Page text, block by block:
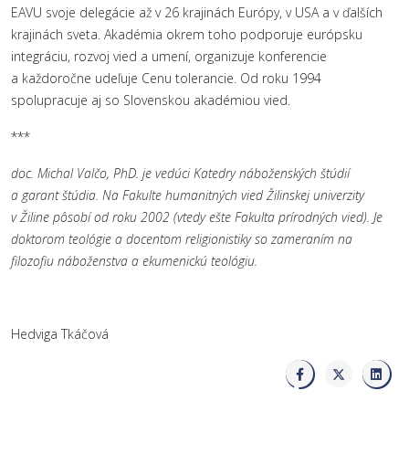
EAVU svoje delegácie až v 26 krajinách Európy, v USA a v ďalších
krajinách sveta. Akadémia okrem toho podporuje európsku
integráciu, rozvoj vied a umení, organizuje konferencie
a každoročne udeľuje Cenu tolerancie. Od roku 1994
spolupracuje aj so Slovenskou akadémiou vied.
***
doc. Michal Valčo, PhD. je vedúci Katedry náboženských štúdií
a garant štúdia. Na Fakulte humanitných vied Žilinskej univerzity
v Žiline pôsobí od roku 2002 (vtedy ešte Fakulta prírodných vied). Je
doktorom teológie a docentom religionistiky so zameraním na
filozofiu náboženstva a ekumenickú teológiu.
Hedviga Tkáčová